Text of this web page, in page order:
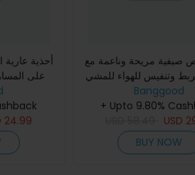
أحذية
على
24.99
صيفية مريحة وناعمة مع
وتنفيس للهواء للمشي
ورياضة الجري ورياضة
المشي والتخييم
Banggood
+ Upto 9.80%
USD
BUY NOW